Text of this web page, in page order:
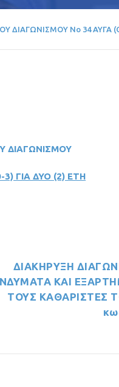
ΔΙΑΓΩΝΙΣΜΟΥ Νο 34 ΑΥΓΑ
ΔΙΑΓΩΝΙΣΜΟΥ
3) ΓΙΑ ΔΥΟ (2) ΕΤΗ
ΔΙΑΚΗΡΥΞΗ
ΚΑΙ
ΤΟΥΣ ΚΑΘΑΡΙΣΤΕΣ